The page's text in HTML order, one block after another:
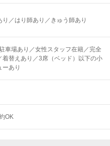
／はり師あり／きゅう師あり
車場あり／女性スタッフ在籍／完全
替えあり／3席（ベッド）以下の小
あり
OK